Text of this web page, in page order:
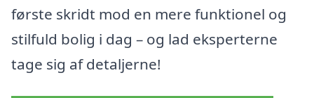
første skridt mod en mere funktionel og
stilfuld bolig i dag – og lad eksperterne
tage sig af detaljerne!